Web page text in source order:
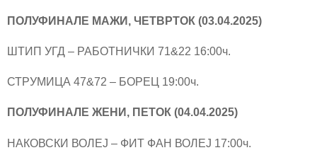
ПОЛУФИНАЛЕ МАЖИ, ЧЕТВРТОК (03.04.2025)
ШТИП УГД – РАБОТНИЧКИ 71&22 16:00ч.
СТРУМИЦА 47&72 – БОРЕЦ 19:00ч.
ПОЛУФИНАЛЕ ЖЕНИ, ПЕТОК (04.04.2025)
НАКОВСКИ ВОЛЕЈ – ФИТ ФАН ВОЛЕЈ 17:00ч.